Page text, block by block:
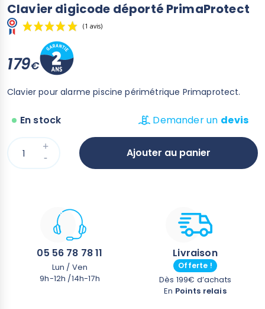
Clavier digicode déporté PrimaProtect
(1 avis)
179€
Clavier pour alarme piscine périmétrique Primaprotect.
En stock Demander un devis
Ajouter au panier
05 56 78 78 11
Lun / Ven
9h-12h /14h-17h
Livraison
Offerte !
Dès 199€ d’achats
En Points relais